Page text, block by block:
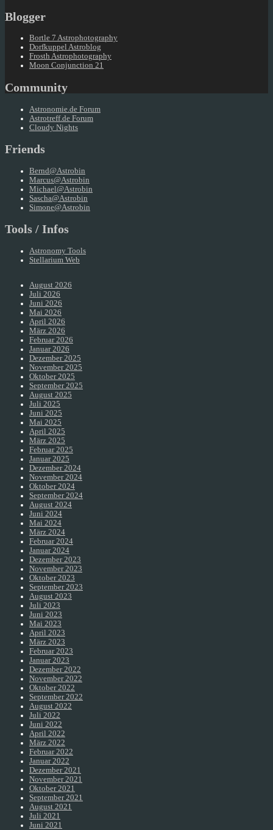
Blogger
Bortle 7 Astrophotography
Dorfkuppel Astroblog
Frosth Astrophotography
Moon Conjunction 21
Community
Astronomie.de Forum
Astrotreff.de Forum
Cloudy Nights
Friends
Bernd@Astrobin
Marcus@Astrobin
Michael@Astrobin
Sascha@Astrobin
Simone@Astrobin
Tools / Infos
Astronomy Tools
Stellarium Web
August 2026
Juli 2026
Juni 2026
Mai 2026
April 2026
März 2026
Februar 2026
Januar 2026
Dezember 2025
November 2025
Oktober 2025
September 2025
August 2025
Juli 2025
Juni 2025
Mai 2025
April 2025
März 2025
Februar 2025
Januar 2025
Dezember 2024
November 2024
Oktober 2024
September 2024
August 2024
Juni 2024
Mai 2024
März 2024
Februar 2024
Januar 2024
Dezember 2023
November 2023
Oktober 2023
September 2023
August 2023
Juli 2023
Juni 2023
Mai 2023
April 2023
März 2023
Februar 2023
Januar 2023
Dezember 2022
November 2022
Oktober 2022
September 2022
August 2022
Juli 2022
Juni 2022
April 2022
März 2022
Februar 2022
Januar 2022
Dezember 2021
November 2021
Oktober 2021
September 2021
August 2021
Juli 2021
Juni 2021